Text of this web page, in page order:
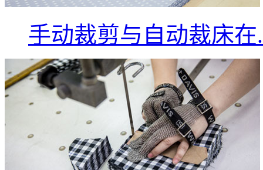
手动裁剪与自动裁床在